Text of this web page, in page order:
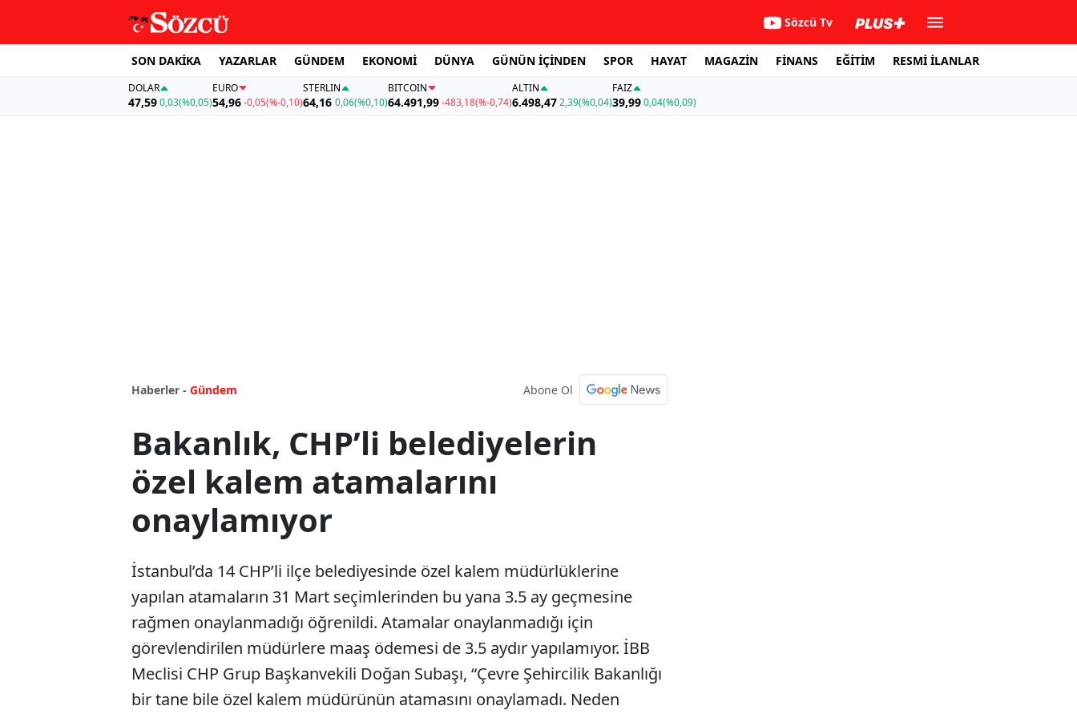
Sözcü Tv
SON DAKİKA YAZARLAR GÜNDEM EKONOMİ DÜNYA GÜNÜN İÇİNDEN SPOR HAYAT MAGAZİN FİNANS EĞİTİM RESMİ İLANLAR
DOLAR
47,590,03(%0,05)
EURO
54,96 -0,05(%-0,10)
STERLIN
64,16 0,06(%0,10)
BITCOIN
64.491,99-483,18(%-0,74)
ALTIN
6.498,472,39(%0,04)
FAİZ
39,990,04(%0,09)
Haberler - Gündem Abone Ol
Bakanlık, CHP’li belediyelerin
özel kalem atamalarını
onaylamıyor
İstanbul’da 14 CHP’li ilçe belediyesinde özel kalem müdürlüklerine
yapılan atamaların 31 Mart seçimlerinden bu yana 3.5 ay geçmesine
rağmen onaylanmadığı öğrenildi. Atamalar onaylanmadığı için
görevlendirilen müdürlere maaş ödemesi de 3.5 aydır yapılamıyor. İBB
Meclisi CHP Grup Başkanvekili Doğan Subaşı, “Çevre Şehircilik Bakanlığı
bir tane bile özel kalem müdürünün atamasını onaylamadı. Neden